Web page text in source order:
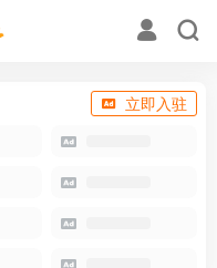
立即入驻